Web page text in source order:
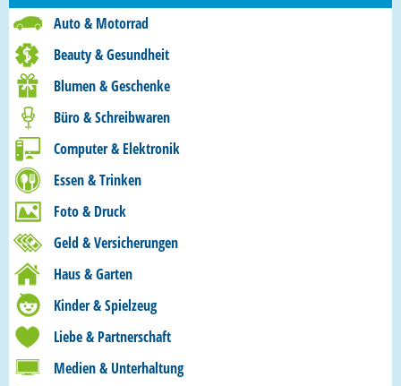
Auto & Motorrad
Beauty & Gesundheit
Blumen & Geschenke
Büro & Schreibwaren
Computer & Elektronik
Essen & Trinken
Foto & Druck
Geld & Versicherungen
Haus & Garten
Kinder & Spielzeug
Liebe & Partnerschaft
Medien & Unterhaltung